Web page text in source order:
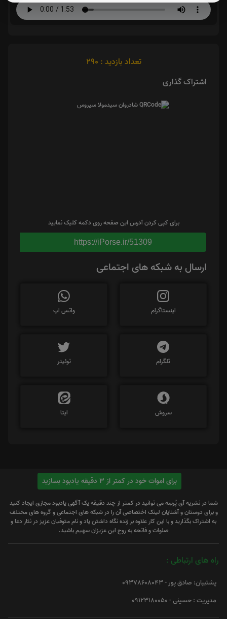
تعداد بازدید : 290
اشتراک گذاری
برای کپی کردن آدرس این صفحه روی دکمه کلیک نمایید
https://iPorse.ir/51309
ارسال به شبکه های اجتماعی
اینستاگرام واتس اپ
تلگرام توئیتر
سروش ایتا
برای اموات خود در کمتر از 3 دقیقه یادبود بسازید
شما در نشریه آی پُرسِه می توانید در کمتر از چند دقیقه یک آگهی یادبود مجازی ایجاد کنید
و برای دوستان و آشنایان لینک اختصاصی آن را در شبکه های اجتماعی و گروه های مختلف
به اشتراک بگذارید و با این کار علاوه بر زنده نگاه داشتن یاد و نام متوفیان عزیز در نثار دعا و
صلوات و فاتحه به روح این عزیزان سهیم باشید.
راه های ارتباطی :
پشتیبان: صادق پور - 09378608043
مدیریت : حسینی - 09123180050